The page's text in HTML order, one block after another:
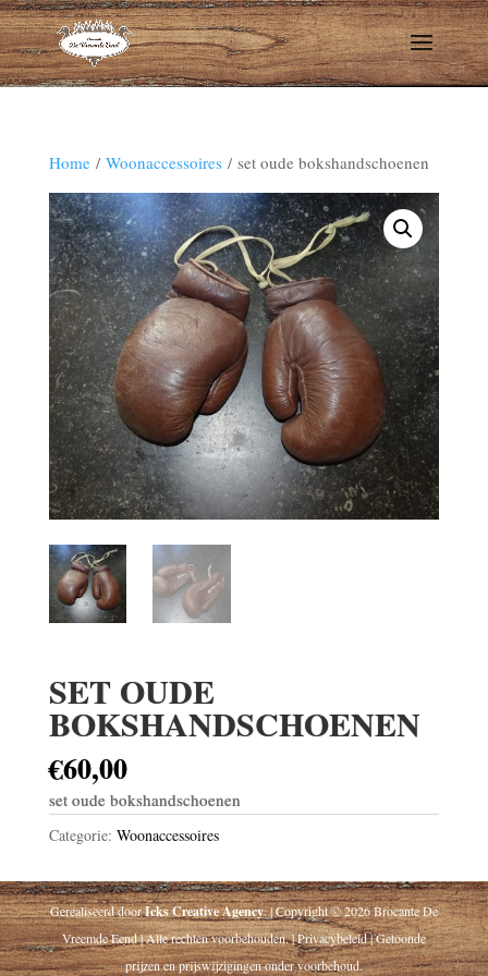
Home/ Woonaccessoires/ set oude bokshandschoenen
SET OUDE
BOKSHANDSCHOENEN
€60,00
set oude bokshandschoenen
Categorie: Woonaccessoires
Gerealiseerd doorIcks Creative Agency. | Copyright © 2026 Brocante De
Vreemde Eend | Alle rechten voorbehouden. | Privacybeleid | Getoonde
prijzen en prijswijzigingen onder voorbehoud.